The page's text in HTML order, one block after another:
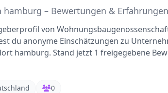
– Bewertungen & Erfahrungen
von
du anonyme Einschätzungen zu
hamburg. Stand jetzt 1 freigegebene
0